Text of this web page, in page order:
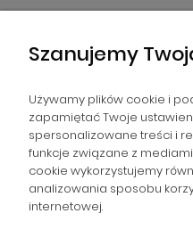
NAWIGACJA
POMOC
Szanujemy
Używamy plików cookie i
zapamiętać Twoje
spersonalizowane treści i
funkcje związane z
cookie wykorzystujemy
analizowania sposobu
internetowej.